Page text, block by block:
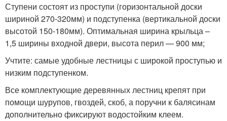
Ступени состоят из проступи (горизонтальной доски
шириной 270-320мм) и подступенка (вертикальной доски
высотой 150-180мм). Оптимальная ширина крыльца –
1,5 ширины входной двери, высота перил — 900 мм;
Учтите: самые удобные лестницы с широкой проступью и
низким подступенком.
Все комплектующие деревянных лестниц крепят при
помощи шурупов, гвоздей, скоб, а поручни к балясинам
дополнительно фиксируют водостойким клеем.